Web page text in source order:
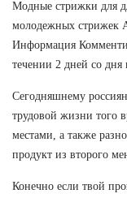
Модные стрижки для
молодежных стрижек
Информация
течении 2 дней со дня
Сегодняшнему
трудовой жизни того
местами, а также
продукт из второго
Конечно если твой